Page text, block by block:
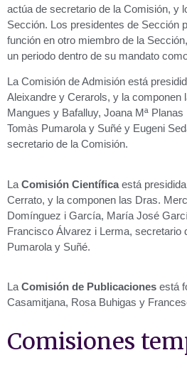
actúa de secretario de la Comisión, y
Sección. Los presidentes de Sección
función en otro miembro de la
un periodo dentro de su mandato
La Comisión de Admisión está
Aleixandre y Cerarols, y la componen
Mangues y Bafalluy, Joana Mª
Tomàs Pumarola y Suñé y Eugeni
secretario de la Comisión.
La Comisión Científicaestá
Cerrato, y la componen las Dras.
Domínguez i García, María José
Francisco Álvarez i Lerma, secretario
Pumarola y Suñé.
La Comisión de Publicaciones está
Casamitjana, Rosa Buhigas y
Comisiones